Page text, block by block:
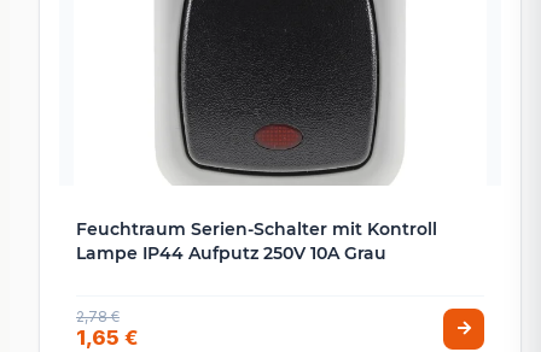
Feuchtraum Serien-Schalter mit Kontroll
Lampe IP44 Aufputz 250V 10A Grau
2,78 €
1,65 €